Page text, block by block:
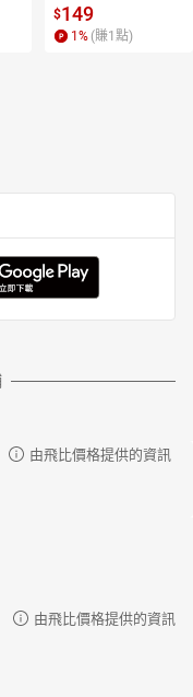
4【有聲書】
$149
1 % (賺1 點)
由飛比價格提供的資訊
由飛比價格提供的資訊